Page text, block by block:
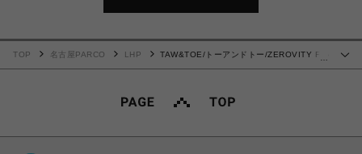
…
TOP 名古屋PARCO LHP
TAW&TOE/トーアンドトー/ZEROVITY Flip